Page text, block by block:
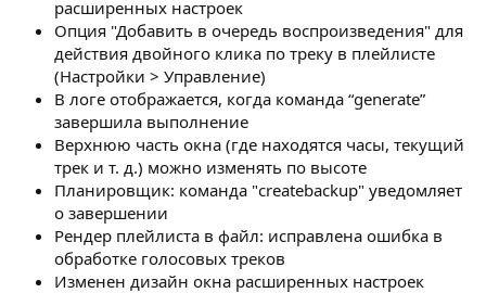
расширенных настроек
Опция "Добавить в очередь воспроизведения" для
действия двойного клика по треку в плейлисте
(Настройки > Управление)
В логе отображается, когда команда “generate”
завершила выполнение
Верхнюю часть окна (где находятся часы, текущий
трек и т. д.) можно изменять по высоте
Планировщик: команда "createbackup" уведомляет
о завершении
Рендер плейлиста в файл: исправлена ошибка в
обработке голосовых треков
Изменен дизайн окна расширенных настроек